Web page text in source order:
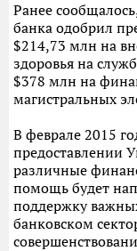
Ранее
банка одобрил
$214,73 млн на
здоровья на
$378 млн на
магистральных
В феврале 2015
предоставлении
различные
помощь будет
поддержку
банковском